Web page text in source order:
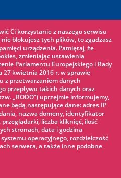
Ci korzystanie z naszego serwisu
blokujesz tych plików, to zgadzasz
urządzenia. Pamiętaj, że
zmieniając ustawienia
Parlamentu Europejskiego i Rady
27 kwietnia 2016 r. w sprawie
z przetwarzaniem danych
przepływu takich danych oraz
„RODO”) uprzejmie informujemy,
będą następujące dane: adres IP
nazwa domeny, identyfikator
liczba kliknięć, ilość
stronach, data i godzina
operacyjnego, rozdzielczość
serwera, a także inne podobne